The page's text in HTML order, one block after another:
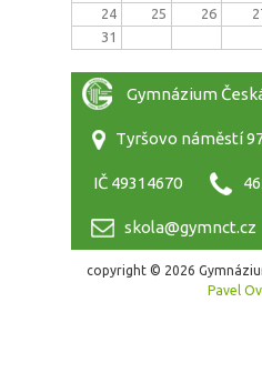
24
25 26
31
Gymnázium
Tyršovo náměstí
IČ 49314670
skola@gymnct.cz
copyright © 2026
Pavel